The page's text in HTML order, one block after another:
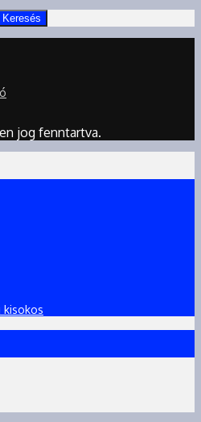
Keresés
jog fenntartva.
kisokos